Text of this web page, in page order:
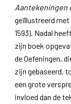
Aantekeningen
geïllustreerd met
1593). Nadal
zijn boek
de Oefeningen,
zijn gebaseerd,
een grote
invloed dan de